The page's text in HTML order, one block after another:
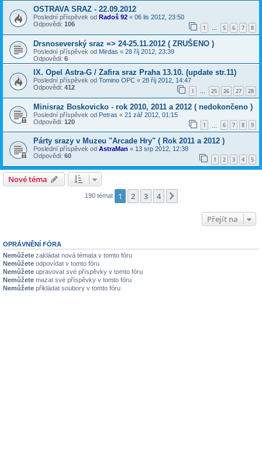
OSTRAVA SRAZ - 22.09.2012
Poslední příspěvek od Radoš 92 « 06 lis 2012, 23:50
Odpovědi: 106 1 … 5 6 7 8
Drsnoseverský sraz => 24-25.11.2012 ( ZRUŠENO )
Poslední příspěvek od Mirdas « 28 říj 2012, 23:39
Odpovědi: 6
IX. Opel Astra-G / Zafira sraz Praha 13.10. (update str.11)
Poslední příspěvek od Tomino OPC « 28 říj 2012, 14:47
Odpovědi: 412 1 … 25 26 27 28
Minisraz Boskovicko - rok 2010, 2011 a 2012 ( nedokončeno )
Poslední příspěvek od Petras « 21 zář 2012, 01:15
Odpovědi: 120 1 6 7 8 9
Párty srazy v Muzeu "Arcade Hry" ( Rok 2011 a 2012 )
Poslední příspěvek od AstraMan « 13 srp 2012, 12:38
Odpovědi: 60 1 2 3 4 5
Nové téma
190 témat 1 2 3 4
Přejít na
OPRÁVNĚNÍ FÓRA
Nemůžete zakládat nová témata v tomto fóru
Nemůžete odpovídat v tomto fóru
Nemůžete upravovat své příspěvky v tomto fóru
Nemůžete mazat své příspěvky v tomto fóru
Nemůžete přikládat soubory v tomto fóru